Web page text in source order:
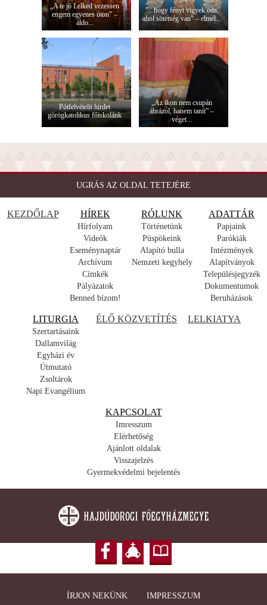
„A te jó Lelked vezessen
engem egyenes úton” –
áldo...
"...hogy fényt vigyek oda,
ahol sötétség van" – elmél...
Pótfelvételit hirdet
görögkatolikus főiskolánk
„Az ikon nem csupán
ábrázol, hanem tanít” –
véget...
UGRÁS AZ OLDAL TETEJÉRE
KEZDŐLAP HÍREK
Hírfolyam
Videók
Eseménynaptár
Archívum
Címkék
Pályázatok
Benned bízom!
RÓLUNK
Történetünk
Püspökeink
Alapító bulla
Nemzeti kegyhely
ADATTÁR
Papjaink
Parókiák
Intézmények
Alapítványok
Településjegyzék
Dokumentumok
Beruházások
LITURGIA
Szertartásaink
Dallamvilág
Egyházi év
Útmutató
Zsoltárok
Napi Evangélium
ÉLŐ KÖZVETÍTÉS LELKIATYA
KAPCSOLAT
Imresszum
Elérhetőség
Ajánlott oldalak
Visszajelzés
Gyermekvédelmi bejelentés
ÍRJON NEKÜNK IMPRESSZUM